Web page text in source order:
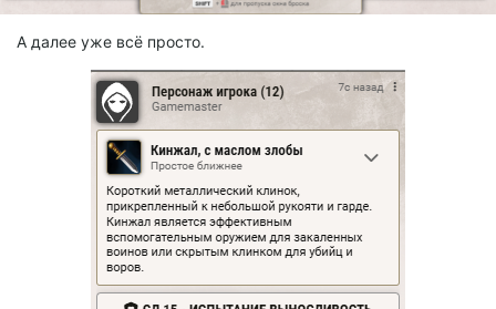
А далее уже всё просто.